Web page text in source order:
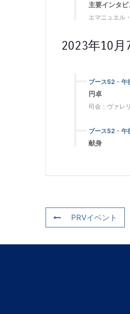
主要インタ
エマニュエル
2023年10月
ブース52 - 午
円卓
司会：ヴァレ
ブース52 - 午
献身
PRVイベント